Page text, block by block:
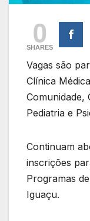
0
SHARES
Vagas são
Clínica
Comunidade,
Pediatria e
Continuam
inscrições
Programas
Iguaçu.